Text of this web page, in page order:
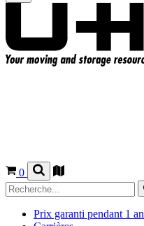
0
Prix garanti pendant 1 an